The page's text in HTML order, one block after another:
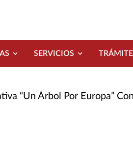
SERVICIOS
Con Una Jornada de Plantación de